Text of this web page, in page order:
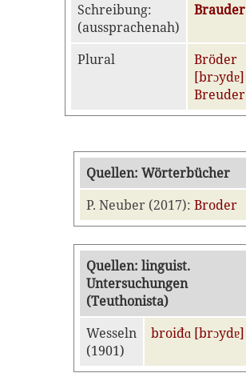
Schreibung:
(aussprachenah)
Brauder
Plural
Bröder
[brɔydɐ]
Breuder
Quellen: Wörterbücher
P. Neuber (2017): Broder
Quellen: linguist.
Untersuchungen
(Teuthonista)
Wesseln
(1901)
broiđɑ [brɔydɐ]